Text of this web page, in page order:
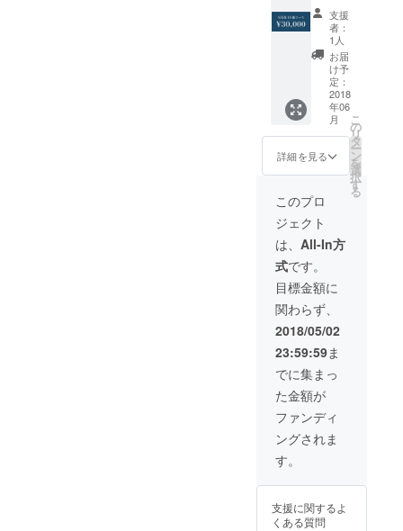
＋ポス
トカー
ド＋展
示レセ
プショ
ンパー
ティご
招待 ※
送料込
み・
2018年
6月以降
送
支援
者：
1人
お届
け予
定：
2018
年06
月
詳細を見る
こ
の
リ
タ
ー
ン
を
選
択
す
る
このプロ
ジェクト
は、 All-In方
式です。
目標金額に
関わらず、
2018/05/02
23:59:59ま
でに集まっ
た金額が
ファンディ
ングされま
す。
支援に関するよ
くある質問